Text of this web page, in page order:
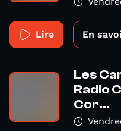
Lire En
Les
Radio
Cor...